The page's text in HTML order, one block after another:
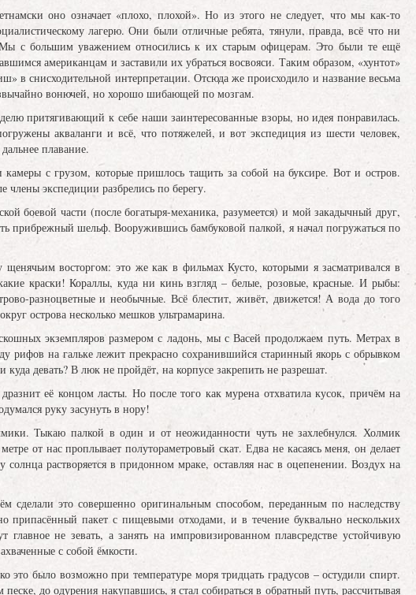
оно означает «плохо, плохой». Но из этого не следует, что мы как-то
лагерю. Они были отличные ребята, тянули, правда, всё что ни
с большим уважением относились к их старым офицерам. Это были те ещё
американцам и заставили их убраться восвояси. Таким образом, «хунтот»
в снисходительной интерпретации. Отсюда же происходило и название весьма
вонючей, но хорошо шибающей по мозгам.
притягивающий к себе наши заинтересованные взоры, но идея понравилась.
акваланги и всё, что потяжелей, и вот экспедиция из шести человек,
плавание.
с грузом, которые пришлось тащить за собой на буксире. Вот и остров.
члены экспедиции разбрелись по берегу.
боевой части (после богатыря-механика, разумеется) и мой закадычный друг,
прибрежный шельф. Вооружившись бамбуковой палкой, я начал погружаться по
восторгом: это же как в фильмах Кусто, которыми я засматривался в
краски! Кораллы, куда ни кинь взгляд – белые, розовые, красные. И рыбы:
разноцветные и необычные. Всё блестит, живёт, движется! А вода до того
острова несколько мешков ультрамарина.
экземпляров размером с ладонь, мы с Васей продолжаем путь. Метрах в
рифов на гальке лежит прекрасно сохранившийся старинный якорь с обрывком
девать? В люк не пройдёт, на корпусе закрепить не разрешат.
её концом ласты. Но после того как мурена отхватила кусок, причём на
руку засунуть в нору!
Тыкаю палкой в один и от неожиданности чуть не захлебнулся. Холмик
от нас проплывает полутораметровый скат. Едва не касаясь меня, он делает
растворяется в придонном мраке, оставляя нас в оцепенении. Воздух на
это совершенно оригинальным способом, переданным по наследству
припасённый пакет с пищевыми отходами, и в течение буквально нескольких
не зевать, а занять на импровизированном плавсредстве устойчивую
с собой ёмкости.
было возможно при температуре моря тридцать градусов – остудили спирт.
до одурения накупавшись, я стал собираться в обратный путь, рассчитывая